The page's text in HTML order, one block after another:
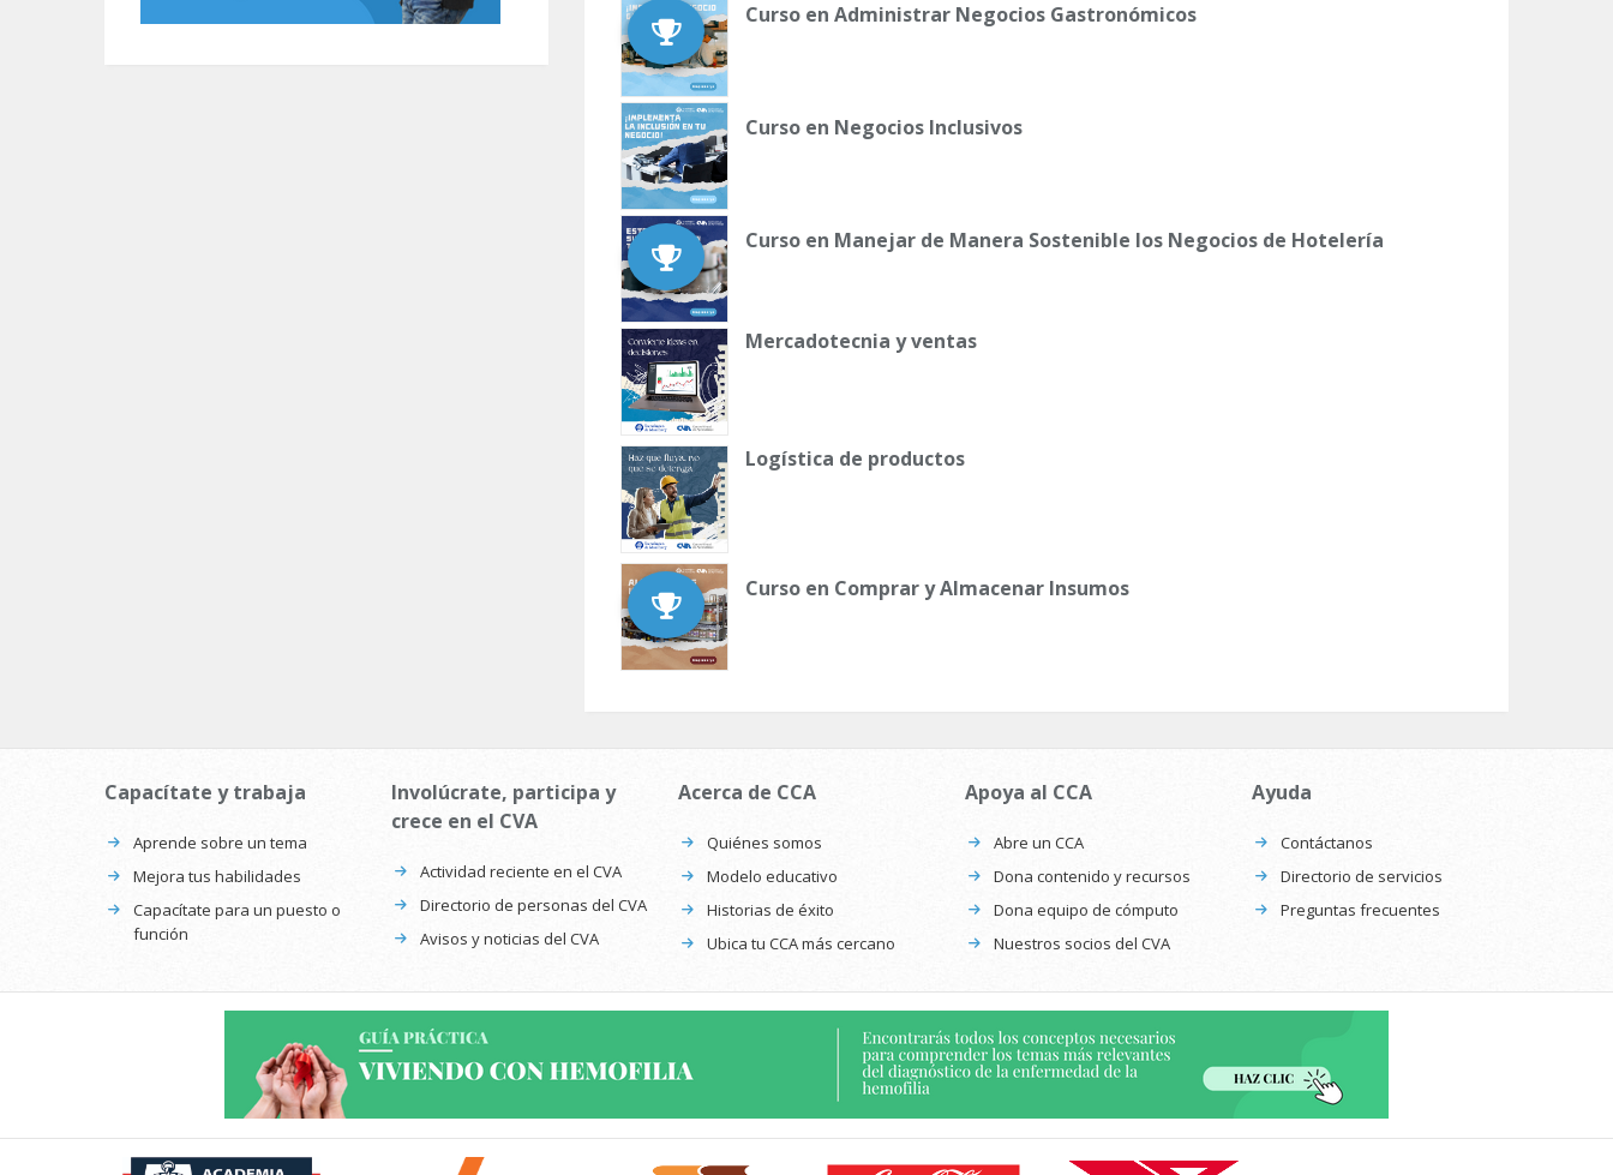
Curso en Administrar Negocios Gastronómicos
Curso en Negocios Inclusivos
Curso en Manejar de Manera Sostenible los Negocios de Hotelería
Mercadotecnia y ventas
Logística de productos
Curso en Comprar y Almacenar Insumos
Capacítate y trabaja
Aprende sobre un tema
Mejora tus habilidades
Capacítate para un puesto o
función
Involúcrate, participa y
crece en el CVA
Actividad reciente en el CVA
Directorio de personas del CVA
Avisos y noticias del CVA
Acerca de CCA
Quiénes somos
Modelo educativo
Historias de éxito
Ubica tu CCA más cercano
Apoya al CCA
Abre un CCA
Dona contenido y recursos
Dona equipo de cómputo
Nuestros socios del CVA
Ayuda
Contáctanos
Directorio de servicios
Preguntas frecuentes